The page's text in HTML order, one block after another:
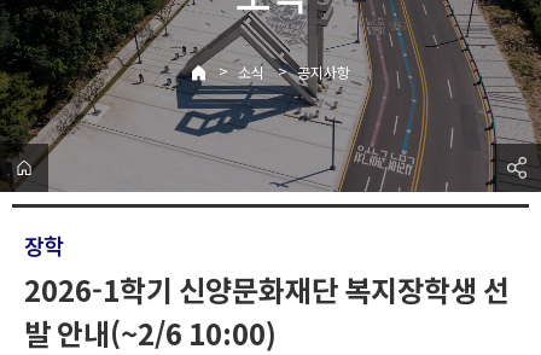
> 소식 > 공지사항
장학
2026-1학기 신양문화재단 복지장학생 선
발 안내(~2/6 10:00)